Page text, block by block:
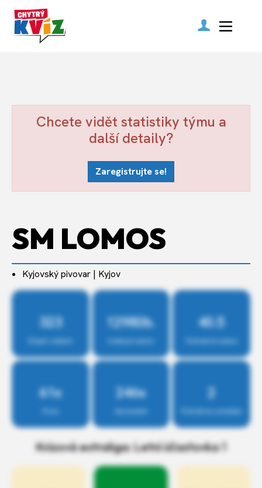
Chcete vidět statistiky týmu a
další detaily?
Zaregistrujte se!
SM LOMOS
Kyjovský pivovar | Kyjov
323 12980b. 40.5
61x 246x 2
Kvízová extraliga: Letní účastovka 1